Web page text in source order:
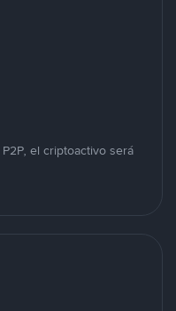
el criptoactivo será